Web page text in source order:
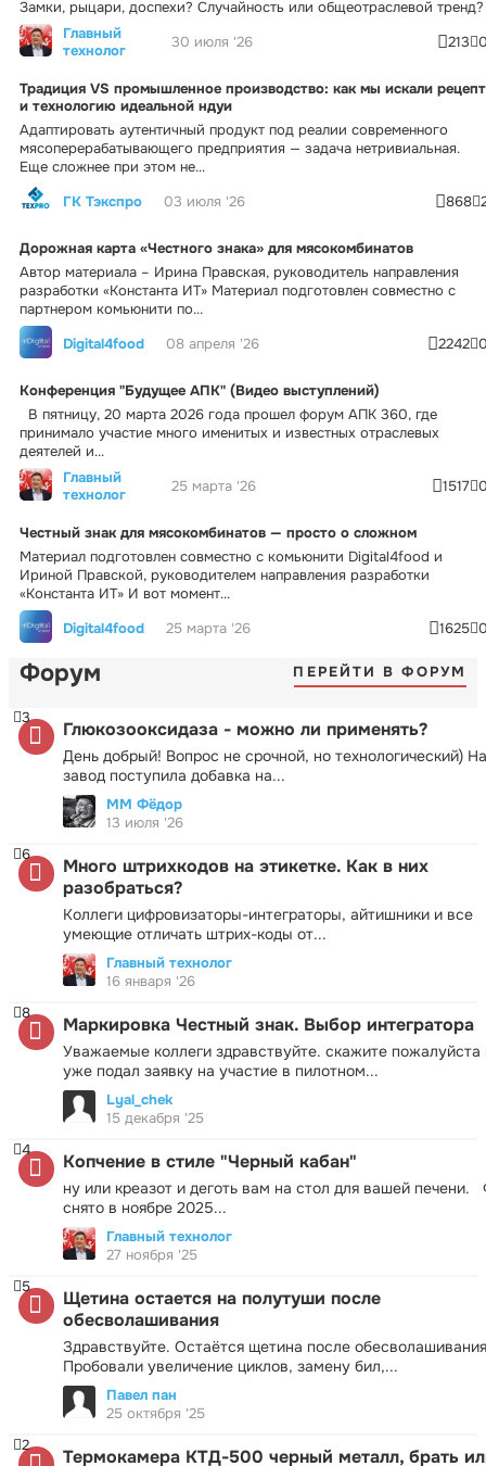
Замки, рыцари, доспехи? Случайность или общеотраслевой тренд?
Главный
технолог
30 июля '26 213
Традиция VS промышленное производство: как мы искали рецепт
и технологию идеальной ндуи
Адаптировать аутентичный продукт под реалии современного
мясоперерабатывающего предприятия — задача нетривиальная.
Еще сложнее при этом не...
ГК Тэкспро
03 июля '26 868
Дорожная карта «Честного знака» для мясокомбинатов
Автор материала – Ирина Правская, руководитель направления
разработки «Константа ИТ» Материал подготовлен совместно с
партнером комьюнити по...
Digital4food
08 апреля '26 2242
Конференция "Будущее АПК" (Видео выступлений)
В пятницу, 20 марта 2026 года прошел форум АПК 360, где
принимало участие много именитых и известных отраслевых
деятелей и...
Главный
технолог
25 марта '26 1517
Честный знак для мясокомбинатов — просто о сложном
Материал подготовлен совместно с комьюнити Digital4food и
Ириной Правской, руководителем направления разработки
«Константа ИТ» И вот момент...
Digital4food
25 марта '26 1625
Форум ПЕРЕЙТИ В ФОРУМ
Глюкозооксидаза - можно ли применять?
День добрый! Вопрос не срочной, но технологический) На
завод поступила добавка на...
3
ММ Фёдор
13 июля '26
Много штрихкодов на этикетке. Как в них
разобраться?
Коллеги цифровизаторы-интеграторы, айтишники и все
умеющие отличать штрих-коды от...
6
Главный технолог
16 января '26
Маркировка Честный знак. Выбор интегратора
Уважаемые коллеги здравствуйте. скажите пожалуйста
уже подал заявку на участие в пилотном...
8
Lyal_chek
15 декабря '25
Копчение в стиле "Черный кабан"
ну или креазот и деготь вам на стол для вашей печени.
снято в ноябре 2025...
4
Главный технолог
27 ноября '25
Щетина остается на полутуши после
обесволашивания
Здравствуйте. Остаётся щетина после
Пробовали увеличение циклов, замену бил,...
5
Павел пан
25 октября '25
Термокамера КТД-500 черный металл, брать
2